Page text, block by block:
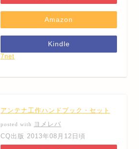
Amazon
Kindle
7net
アンテナ工作ハンドブック・セット
posted with
ヨメレバ
CQ出版 2013年08月12日頃